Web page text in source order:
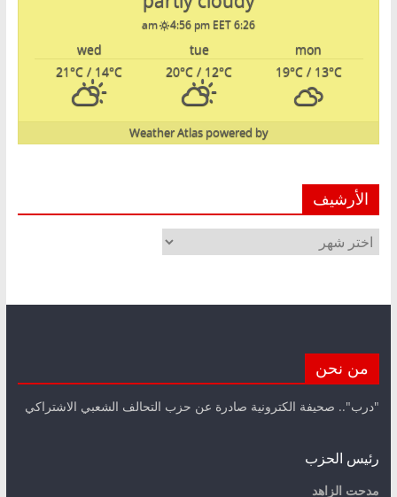
6:26 am
4:56 pm EET
mon
tue
wed
19°C/ 13°C
20°C / 12°C
21°C / 14°C
powered by
Weather Atlas
الأرشيف
الأرشيف
من نحن
"درب".. صحيفة الكترونية صادرة عن حزب التحالف الشعبي الاشتراكي
رئيس الحزب
مدحت الزاهد